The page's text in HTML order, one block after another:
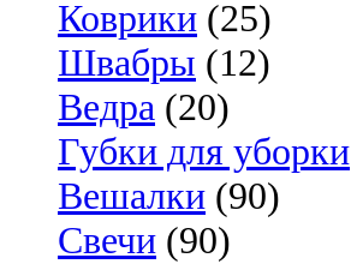
Коврики (25)
Швабры (12)
Ведра (20)
Губки для уборки
Вешалки (90)
Свечи (90)